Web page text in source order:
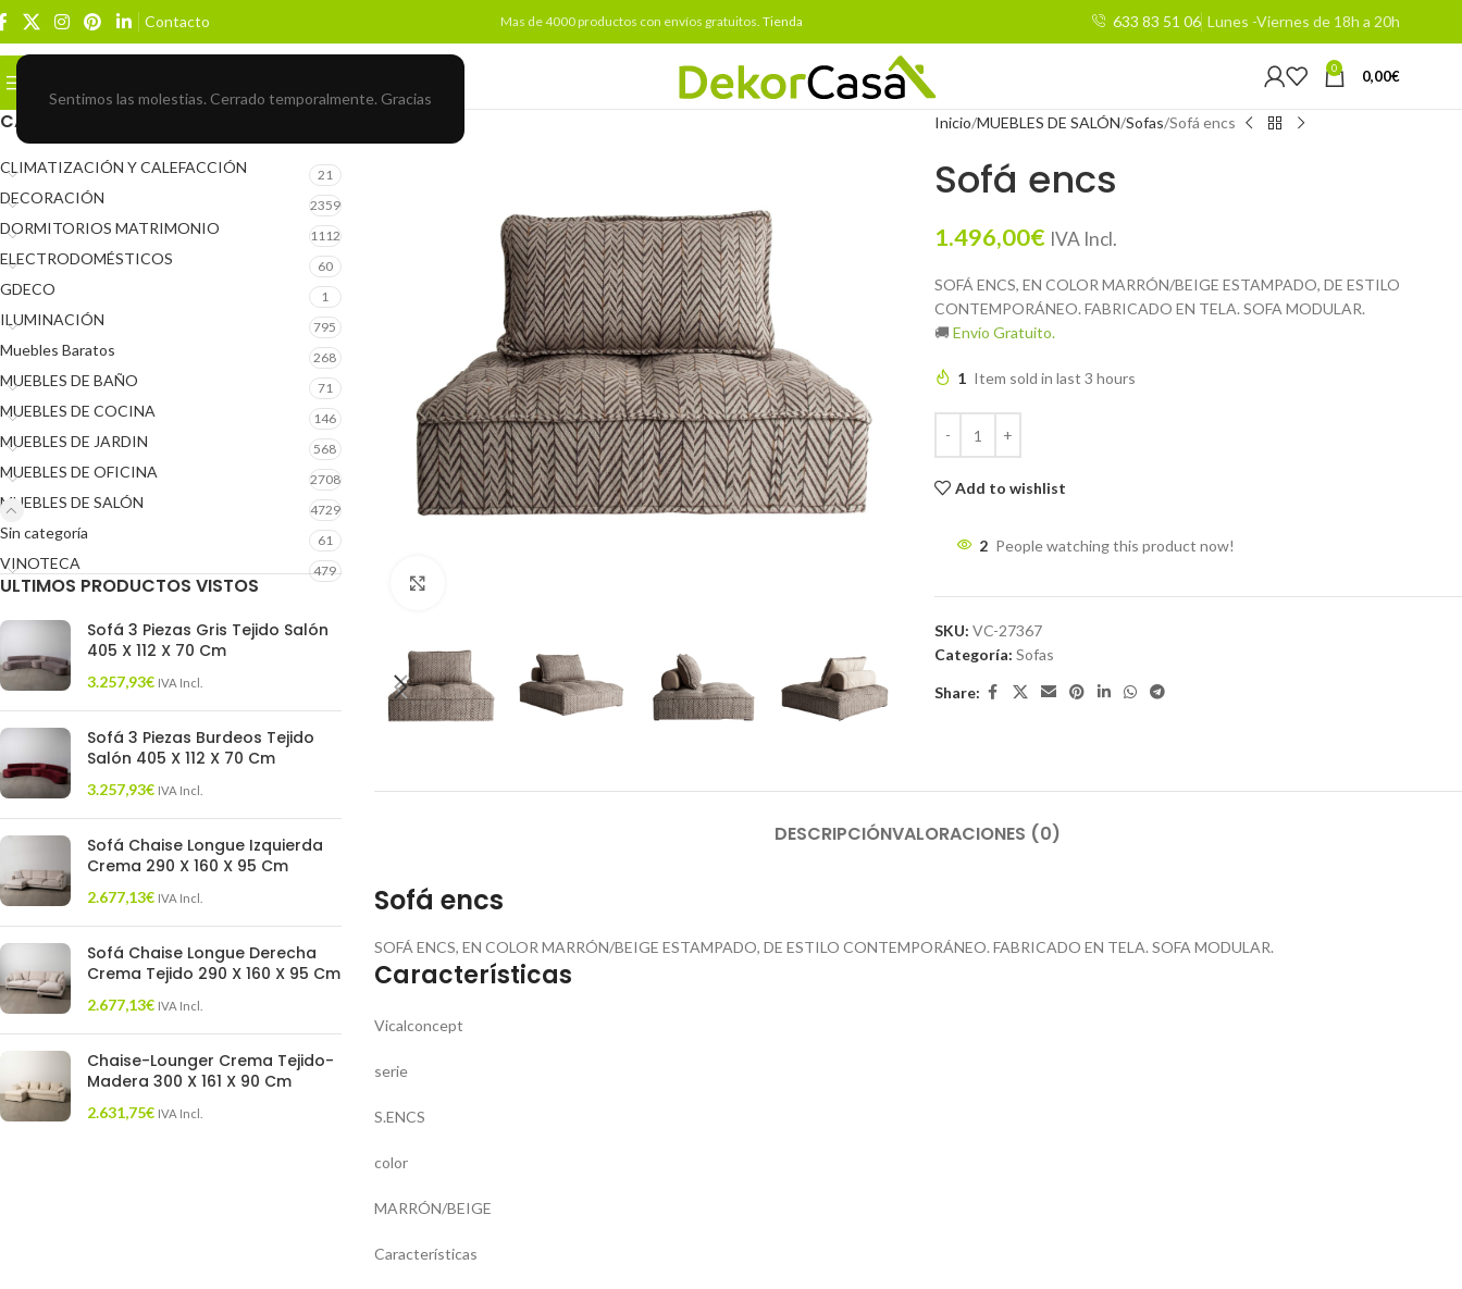
Sentimos las molestias. Cerrado temporalmente. Gracias
Contacto Mas de 4000 productos con envíos gratuitos. Tienda 633 83 51 06 Lunes -Viernes de 18h a 20h
0 0,00€
CATEGORÍAS DEL PRODUCTO
CLIMATIZACIÓN Y CALEFACCIÓN 21
DECORACIÓN 2359
DORMITORIOS MATRIMONIO 1112
ELECTRODOMÉSTICOS 60
GDECO 1
ILUMINACIÓN 795
Muebles Baratos 268
MUEBLES DE BAÑO 71
MUEBLES DE COCINA 146
MUEBLES DE JARDIN 568
MUEBLES DE OFICINA 2708
MUEBLES DE SALÓN 4729
Sin categoría 61
VINOTECA 479
ULTIMOS PRODUCTOS VISTOS
Sofá 3 Piezas Gris Tejido Salón
405 X 112 X 70 Cm
3.257,93€ IVA Incl.
Sofá 3 Piezas Burdeos Tejido
Salón 405 X 112 X 70 Cm
3.257,93€ IVA Incl.
Sofá Chaise Longue Izquierda
Crema 290 X 160 X 95 Cm
2.677,13€ IVA Incl.
Sofá Chaise Longue Derecha
Crema Tejido 290 X 160 X 95 Cm
2.677,13€ IVA Incl.
Chaise-Lounger Crema Tejido-
Madera 300 X 161 X 90 Cm
2.631,75€ IVA Incl.
Inicio MUEBLES DE SALÓN Sofas Sofá encs
Sofá encs
1.496,00€ IVA Incl.
SOFÁ ENCS, EN COLOR MARRÓN/BEIGE ESTAMPADO, DE ESTILO
CONTEMPORÁNEO. FABRICADO EN TELA. SOFA MODULAR.
🚚 Envío Gratuito.
1 Item sold in last 3 hours
Add to wishlist
2 People watching this product now!
SKU: VC-27367
Categoría: Sofas
Share:
DESCRIPCIÓNVALORACIONES (0)
Sofá encs
SOFÁ ENCS, EN COLOR MARRÓN/BEIGE ESTAMPADO, DE ESTILO CONTEMPORÁNEO. FABRICADO EN TELA. SOFA MODULAR.
Características
Vicalconcept
serie
S.ENCS
color
MARRÓN/BEIGE
Características